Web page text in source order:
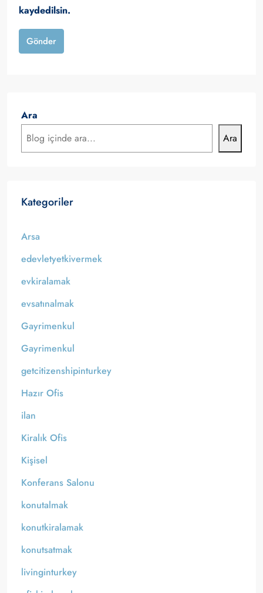
kaydedilsin.
Gönder
Ara
Ara
Kategoriler
Arsa
edevletyetkivermek
evkiralamak
evsatınalmak
Gayrimenkul
Gayrimenkul
getcitizenshipinturkey
Hazır Ofis
ilan
Kiralık Ofis
Kişisel
Konferans Salonu
konutalmak
konutkiralamak
konutsatmak
livinginturkey